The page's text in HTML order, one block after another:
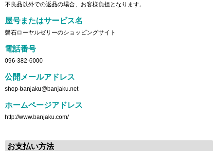
不良品以外での返品の場合、お客様負担となります。
屋号またはサービス名
磐石ローヤルゼリーのショッピングサイト
電話番号
096-382-6000
公開メールアドレス
shop-banjaku@banjaku.net
ホームページアドレス
http://www.banjaku.com/
お支払い方法